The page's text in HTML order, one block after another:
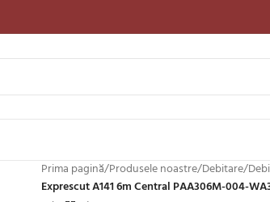
Prima pagină/Produsele noastre/Debitare/
Exprescut A141 6m Central PAA306M-004-